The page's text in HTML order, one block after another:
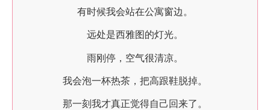
有时候我会站在公寓窗边。
远处是西雅图的灯光。
雨刚停，空气很清凉。
我会泡一杯热茶，把高跟鞋脱掉。
那一刻我才真正觉得自己回来了。